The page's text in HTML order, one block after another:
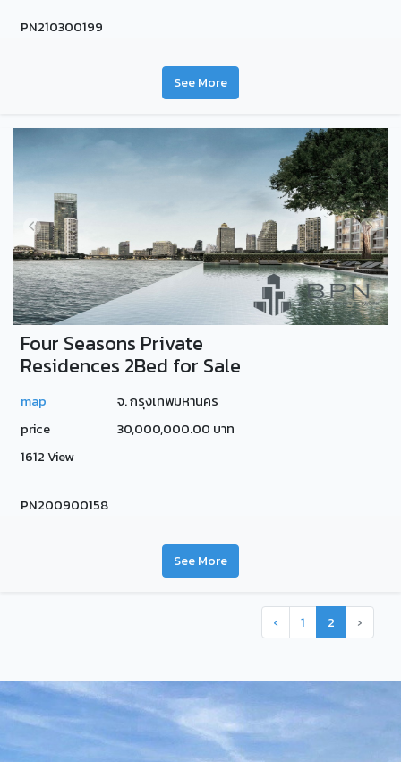
PN210300199
See More
Four Seasons Private
Residences 2Bed for Sale
map
จ. กรุงเทพมหานคร
price
30,000,000.00 บาท
1612 View
PN200900158
See More
‹ 1 2 ›